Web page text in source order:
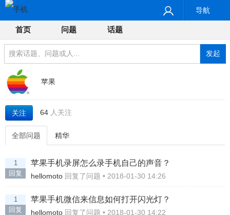
导航
首页 问题 话题
发起
苹果
关注 64 人关注
全部问题 精华
1
回复
苹果手机录屏怎么录手机自己的声音？
hellomoto 回复了问题 • 2018-01-30 14:26
1
回复
苹果手机微信来信息如何打开闪光灯？
hellomoto 回复了问题 • 2018-01-30 14:22